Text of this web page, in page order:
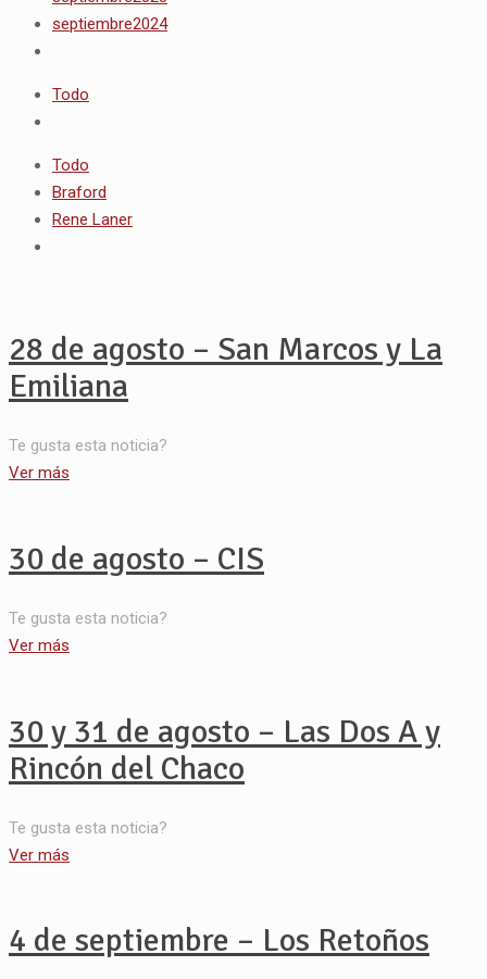
septiembre2024
Todo
Todo
Braford
Rene Laner
28 de agosto – San Marcos y La
Emiliana
Te gusta esta noticia?
Ver más
30 de agosto – CIS
Te gusta esta noticia?
Ver más
30 y 31 de agosto – Las Dos A y
Rincón del Chaco
Te gusta esta noticia?
Ver más
4 de septiembre – Los Retoños